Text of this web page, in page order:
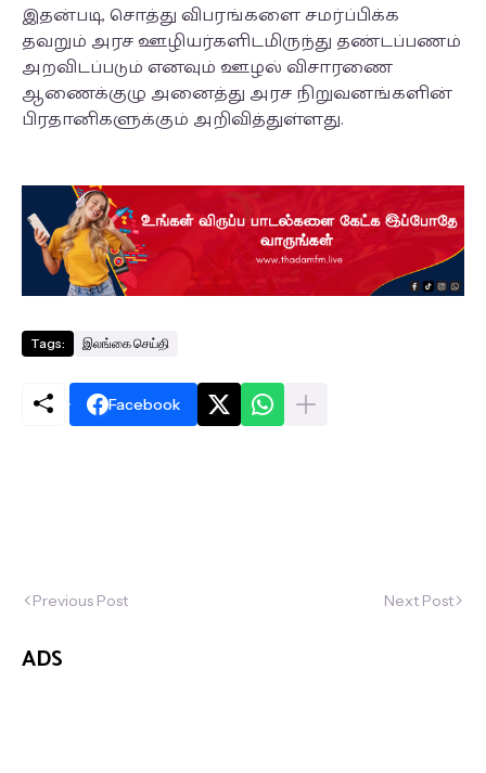
இதன்படி, சொத்து விபரங்களை சமர்ப்பிக்க
தவறும் அரச ஊழியர்களிடமிருந்து தண்டப்பணம்
அறவிடப்படும் எனவும் ஊழல் விசாரணை
ஆணைக்குழு அனைத்து அரச நிறுவனங்களின்
பிரதானிகளுக்கும் அறிவித்துள்ளது.
Tags: இலங்கை செய்தி
Facebook
Previous Post Next Post
ADS